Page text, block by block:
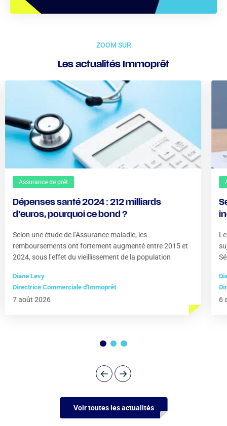
ZOOM SUR
Les actualités Immoprêt
Assurance de prêt
Dépenses santé 2024 : 212 milliards
d’euros, pourquoi ce bond ?
Selon une étude de l’Assurance maladie, les
remboursements ont fortement augmenté entre 2015 et
2024, sous l’effet du vieillissement de la population
Diane Levy
Directrice Commerciale d'Immoprêt
7 août 2026 6
Voir toutes les actualités